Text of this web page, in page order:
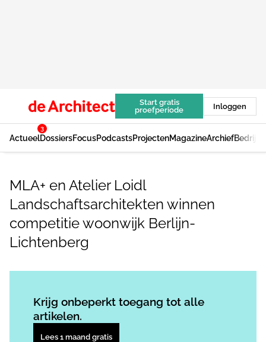
Start gratis
proefperiode
Inloggen
Actueel
3
DossiersFocusPodcastsProjectenMagazineArchief
MLA+ en Atelier Loidl
Landschaftsarchitekten winnen
competitie woonwijk Berlijn-
Lichtenberg
Krijg onbeperkt toegang tot alle
artikelen.
Lees 1 maand gratis